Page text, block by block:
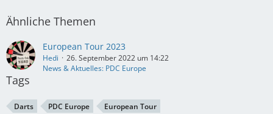
Ähnliche Themen
European Tour 2023
Hedi
26. September 2022 um 14:22
News & Aktuelles: PDC Europe
Tags
Darts PDC Europe
European Tour